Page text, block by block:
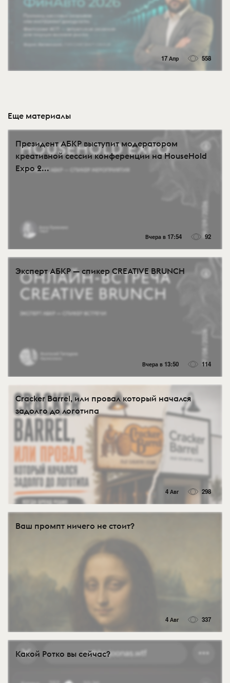
17 Апр 558
Еще материалы
Президент АБКР выступит модератором
креативной сессии конференции на HouseHold
Expo 2...
Вчера в 17:54 92
Эксперт АБКР — спикер CREATIVE BRUNCH
Вчера в 13:50 114
Cracker Barrel, или провал который начался
задолго до логотипа
4 Авг 298
Ваш промпт ничего не стоит?
4 Авг 337
Какой Ротко вы сейчас?